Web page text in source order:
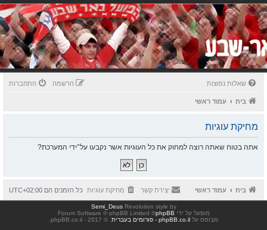
שאלות נפוצות התחברות הרשמה
בית עמוד ראשי
מחיקת עוגיות
אתה בטוח שאתה רוצה למחוק את כל העוגיות אשר נקבעו על־ידי המערכת?
בית עמוד ראשי כל הזמנים הם UTC+02:00 מחיקת עוגיות יצירת קשר
Revolution style by
Semi_Deus
מופעל על ידי phpBB
® Forum Software © phpBB Limited
מבוסס על phpBB.co.il - פורומים בעברית . © 2017 - phpBB.co.il.